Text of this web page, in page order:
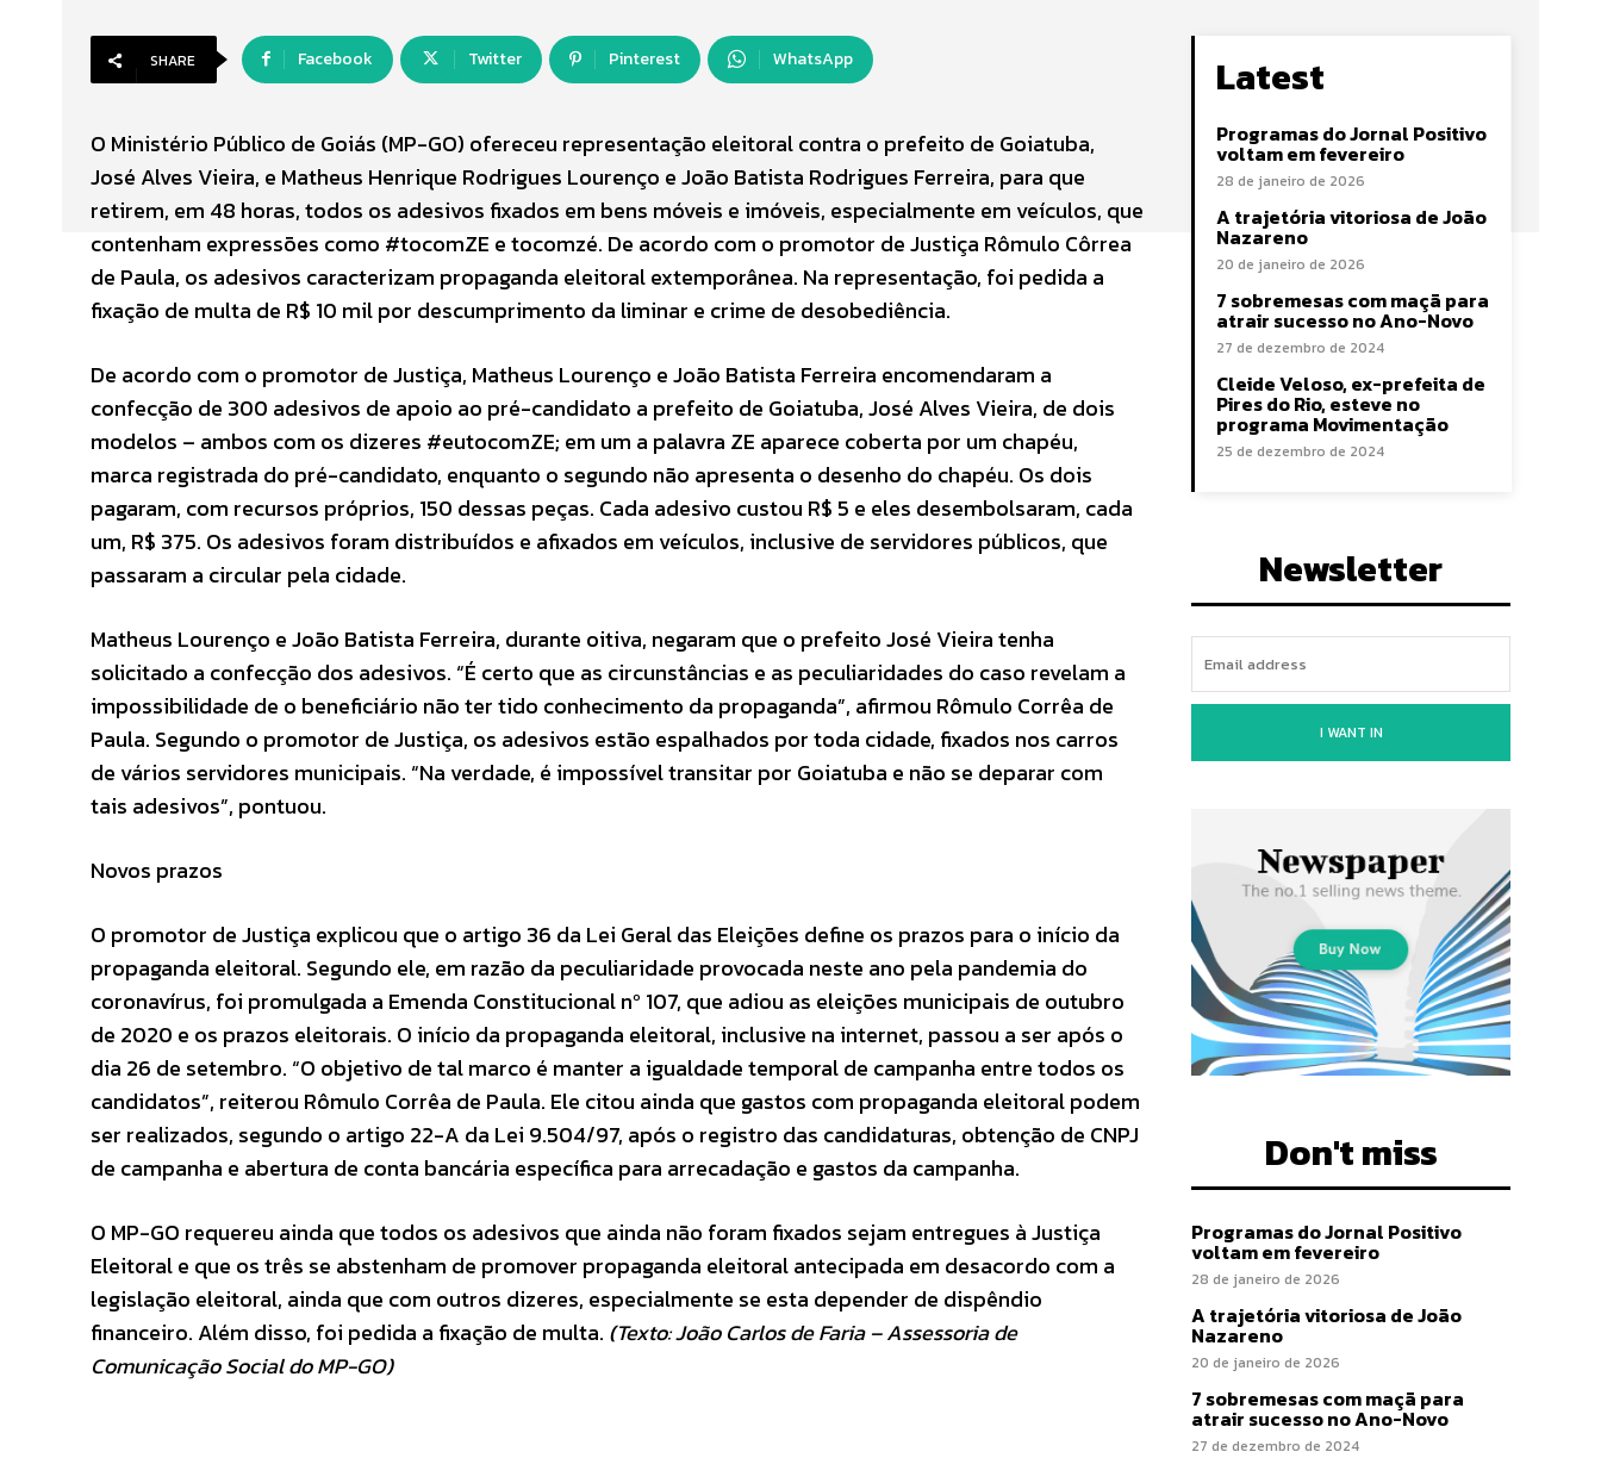
SHARE Facebook Twitter Pinterest WhatsApp
O Ministério Público de Goiás (MP-GO) ofereceu representação eleitoral contra o prefeito de Goiatuba,
José Alves Vieira, e Matheus Henrique Rodrigues Lourenço e João Batista Rodrigues Ferreira, para que
retirem, em 48 horas, todos os adesivos fixados em bens móveis e imóveis, especialmente em veículos, que
contenham expressões como #tocomZE e tocomzé. De acordo com o promotor de Justiça Rômulo Côrrea
de Paula, os adesivos caracterizam propaganda eleitoral extemporânea. Na representação, foi pedida a
fixação de multa de R$ 10 mil por descumprimento da liminar e crime de desobediência.
De acordo com o promotor de Justiça, Matheus Lourenço e João Batista Ferreira encomendaram a
confecção de 300 adesivos de apoio ao pré-candidato a prefeito de Goiatuba, José Alves Vieira, de dois
modelos – ambos com os dizeres #eutocomZE; em um a palavra ZE aparece coberta por um chapéu,
marca registrada do pré-candidato, enquanto o segundo não apresenta o desenho do chapéu. Os dois
pagaram, com recursos próprios, 150 dessas peças. Cada adesivo custou R$ 5 e eles desembolsaram, cada
um, R$ 375. Os adesivos foram distribuídos e afixados em veículos, inclusive de servidores públicos, que
passaram a circular pela cidade.
Matheus Lourenço e João Batista Ferreira, durante oitiva, negaram que o prefeito José Vieira tenha
solicitado a confecção dos adesivos. “É certo que as circunstâncias e as peculiaridades do caso revelam a
impossibilidade de o beneficiário não ter tido conhecimento da propaganda”, afirmou Rômulo Corrêa de
Paula. Segundo o promotor de Justiça, os adesivos estão espalhados por toda cidade, fixados nos carros
de vários servidores municipais. “Na verdade, é impossível transitar por Goiatuba e não se deparar com
tais adesivos”, pontuou.
Novos prazos
O promotor de Justiça explicou que o artigo 36 da Lei Geral das Eleições define os prazos para o início da
propaganda eleitoral. Segundo ele, em razão da peculiaridade provocada neste ano pela pandemia do
coronavírus, foi promulgada a Emenda Constitucional nº 107, que adiou as eleições municipais de outubro
de 2020 e os prazos eleitorais. O início da propaganda eleitoral, inclusive na internet, passou a ser após o
dia 26 de setembro. “O objetivo de tal marco é manter a igualdade temporal de campanha entre todos os
candidatos”, reiterou Rômulo Corrêa de Paula. Ele citou ainda que gastos com propaganda eleitoral podem
ser realizados, segundo o artigo 22-A da Lei 9.504/97, após o registro das candidaturas, obtenção de CNPJ
de campanha e abertura de conta bancária específica para arrecadação e gastos da campanha.
O MP-GO requereu ainda que todos os adesivos que ainda não foram fixados sejam entregues à Justiça
Eleitoral e que os três se abstenham de promover propaganda eleitoral antecipada em desacordo com a
legislação eleitoral, ainda que com outros dizeres, especialmente se esta depender de dispêndio
financeiro. Além disso, foi pedida a fixação de multa. (Texto: João Carlos de Faria – Assessoria de
Comunicação Social do MP-GO)
Latest
Programas do Jornal Positivo
voltam em fevereiro
28 de janeiro de 2026
A trajetória vitoriosa de João
Nazareno
20 de janeiro de 2026
7 sobremesas com maçã para
atrair sucesso no Ano-Novo
27 de dezembro de 2024
Cleide Veloso, ex-prefeita de
Pires do Rio, esteve no
programa Movimentação
25 de dezembro de 2024
Newsletter
I WANT IN
Don't miss
Programas do Jornal Positivo
voltam em fevereiro
28 de janeiro de 2026
A trajetória vitoriosa de João
Nazareno
20 de janeiro de 2026
7 sobremesas com maçã para
atrair sucesso no Ano-Novo
27 de dezembro de 2024